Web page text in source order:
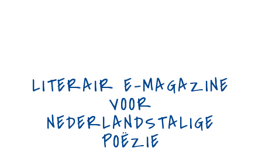
LITERAIR E-MAGAZINE
VOOR
NEDERLANDSTALIGE
POËZIE